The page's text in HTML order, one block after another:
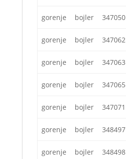
gorenje bojler 347050
gorenje bojler 347062
gorenje bojler 347063
gorenje bojler 347065
gorenje bojler 347071
gorenje bojler 348497
gorenje bojler 348498